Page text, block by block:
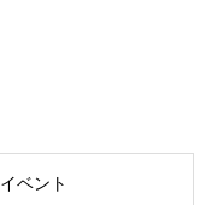
イベント